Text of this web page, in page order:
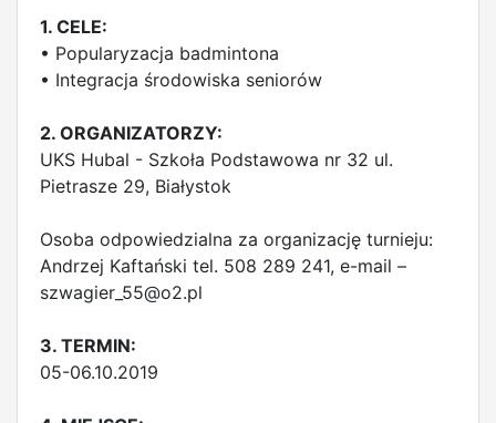
1. CELE:
• Popularyzacja badmintona
• Integracja środowiska seniorów
2. ORGANIZATORZY:
UKS Hubal - Szkoła Podstawowa nr 32 ul.
Pietrasze 29, Białystok
Osoba odpowiedzialna za organizację turnieju:
Andrzej Kaftański tel. 508 289 241, e-mail –
szwagier_55@o2.pl
3. TERMIN:
05-06.10.2019